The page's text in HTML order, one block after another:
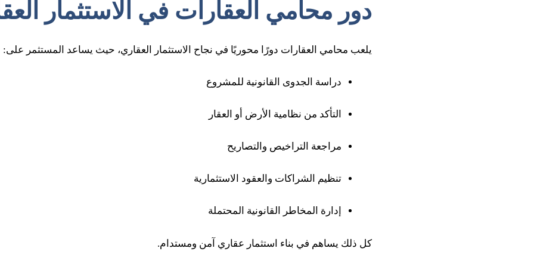
دور محامي العقارات في الاستثمار
يلعب محامي العقارات دورًا محوريًا في نجاح الاستثمار العقاري، حيث يساعد المستثمر على:
دراسة الجدوى القانونية للمشروع
التأكد من نظامية الأرض أو العقار
مراجعة التراخيص والتصاريح
تنظيم الشراكات والعقود الاستثمارية
إدارة المخاطر القانونية المحتملة
كل ذلك يساهم في بناء استثمار عقاري آمن ومستدام.